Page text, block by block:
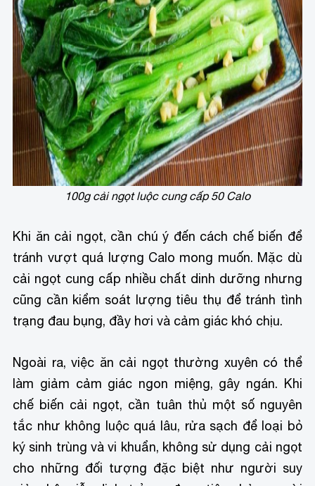
100g cải ngọt luộc cung cấp 50 Calo
Khi ăn cải ngọt, cần chú ý đến cách chế biến để
tránh vượt quá lượng Calo mong muốn. Mặc dù
cải ngọt cung cấp nhiều chất dinh dưỡng nhưng
cũng cần kiểm soát lượng tiêu thụ để tránh tình
trạng đau bụng, đầy hơi và cảm giác khó chịu.
Ngoài ra, việc ăn cải ngọt thường xuyên có thể
làm giảm cảm giác ngon miệng, gây ngán. Khi
chế biến cải ngọt, cần tuân thủ một số nguyên
tắc như không luộc quá lâu, rửa sạch để loại bỏ
ký sinh trùng và vi khuẩn, không sử dụng cải ngọt
cho những đối tượng đặc biệt như người suy